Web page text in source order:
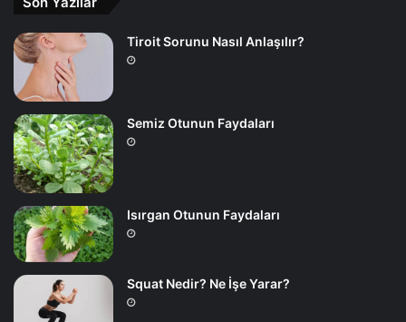
Tiroit Sorunu Nasıl Anlaşılır?
Semiz Otunun Faydaları
Isırgan Otunun Faydaları
Squat Nedir? Ne İşe Yarar?